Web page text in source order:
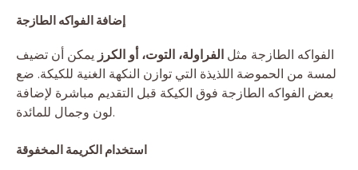
إضافة الفواكه الطازجة
الفواكه الطازجة مثل الفراولة، التوت، أو الكرز يمكن أن تضيف
لمسة من الحموضة اللذيذة التي توازن النكهة الغنية للكيكة. ضع
بعض الفواكه الطازجة فوق الكيكة قبل التقديم مباشرة لإضافة
لون وجمال للمائدة.
استخدام الكريمة المخفوقة